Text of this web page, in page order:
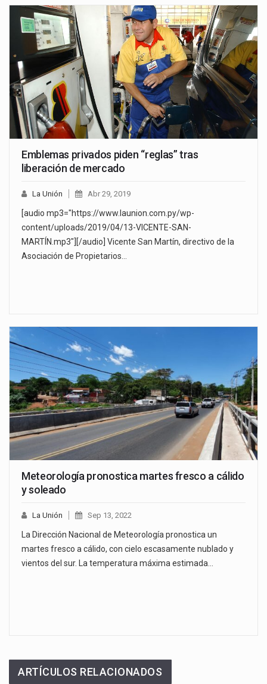
Emblemas privados piden “reglas” tras
liberación de mercado
La Unión Abr 29, 2019
[audio mp3="https://www.launion.com.py/wp-
content/uploads/2019/04/13-VICENTE-SAN-
MARTÍN.mp3"][/audio] Vicente San Martín, directivo de la
Asociación de Propietarios…
Meteorología pronostica martes fresco a cálido
y soleado
La Unión Sep 13, 2022
La Dirección Nacional de Meteorología pronostica un
martes fresco a cálido, con cielo escasamente nublado y
vientos del sur. La temperatura máxima estimada…
ARTÍCULOS RELACIONADOS